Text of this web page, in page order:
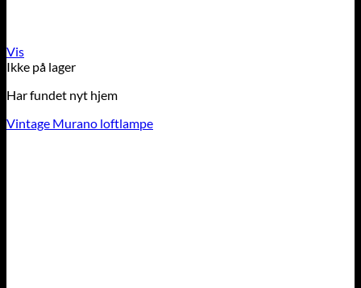
Vis
Ikke på lager
Har fundet nyt hjem
Vintage Murano loftlampe